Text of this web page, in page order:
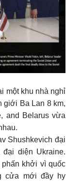
một khu nhà nghỉ
giới Ba Lan 8 km,
and Belarus vừa
Shushkevich đại
đại diện Ukraine.
khởi vì quốc
cửa mới đầy hy